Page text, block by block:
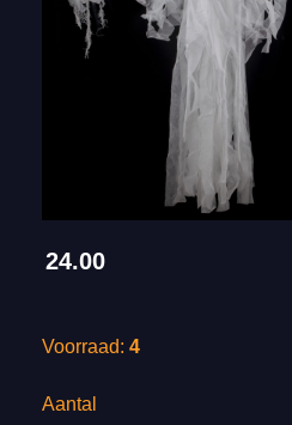
24.00
Voorraad: 4
Aantal